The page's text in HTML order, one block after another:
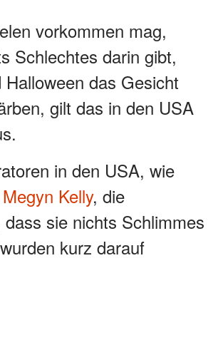
vorkommen mag,
Schlechtes darin gibt,
das Gesicht
gilt das in den USA
in den USA, wie
Megyn Kelly, die
sie nichts Schlimmes
kurz darauf